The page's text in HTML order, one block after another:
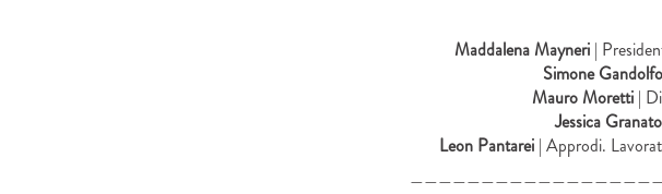
Maddalena Mayneri |
Simone Gandolfo
Mauro Moretti|
Jessica Granato
Leon Pantarei| Approdi.